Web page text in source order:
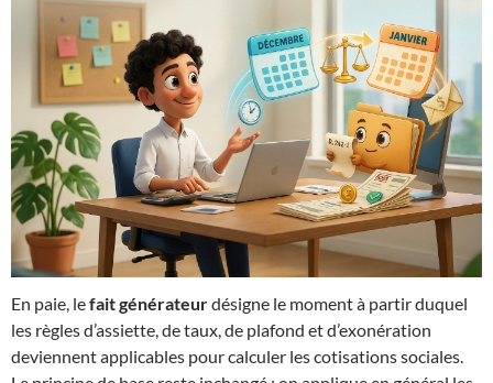
En paie, lefait générateurdésigne le moment à partir duquel
les règles d’assiette, de taux, de plafond et d’exonération
deviennent applicables pour calculer les cotisations sociales.